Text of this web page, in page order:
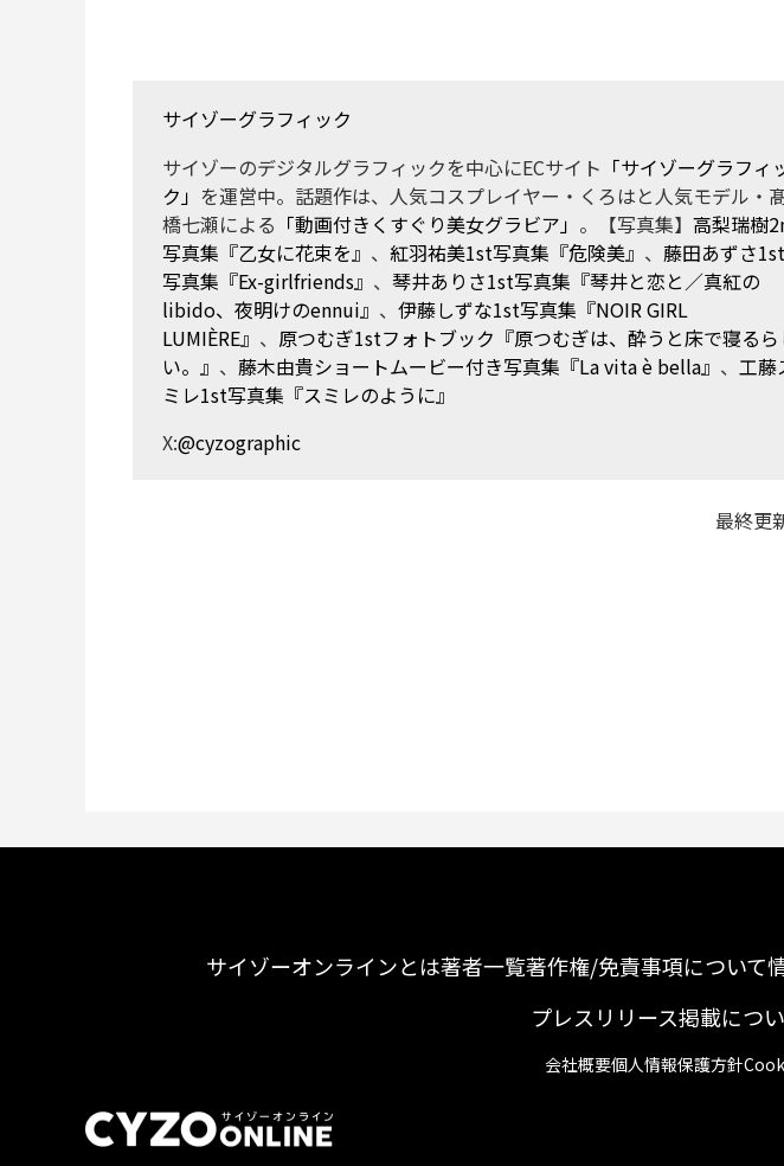
サイゾーグラフィック
サイゾーのデジタルグラフィックを中心にECサイト 「サイゾーグラフィ
ク」 を運営中。話題作は、人気コスプレイヤー・くろはと人気モデル・
橋七瀬による 「動画付きくすぐり美女グラビア」 。【写真集】 高梨瑞樹
写真集『乙女に花束を』 、 紅羽祐美1st写真集『危険美』 、 藤田あずさ1st
写真集『Ex-girlfriends』 、 琴井ありさ1st写真集『琴井と恋と／真紅の
libido、夜明けのennui』 、 伊藤しずな1st写真集『NOIR GIRL
LUMIÈRE』 、 原つむぎ1stフォトブック『原つむぎは、酔うと床で寝るら
い。』 、 藤木由貴ショートムービー付き写真集『La vita è bella』 、 工藤
ミレ1st写真集『スミレのように』
X:@cyzographic
最終更
サイゾーオンラインとは著者一覧著作権/免責事項について
プレスリリース掲載につ
会社概要個人情報保護方針